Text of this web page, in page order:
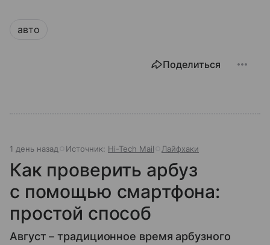
авто
Поделиться
1 день назад Источник: Hi-Tech Mail Лайфхаки
Как проверить арбуз
с помощью смартфона:
простой способ
Август – традиционное время арбузного